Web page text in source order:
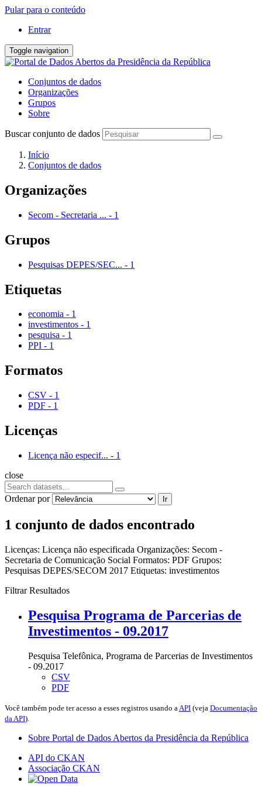
Pular para o conteúdo
Entrar
Toggle navigation
Conjuntos de dados
Organizações
Grupos
Sobre
Buscar conjunto de dados
Início
Conjuntos de dados
Organizações
Secom - Secretaria ... - 1
Grupos
Pesquisas DEPES/SEC... - 1
Etiquetas
economia - 1
investimentos - 1
pesquisa - 1
PPI - 1
Formatos
CSV - 1
PDF - 1
Licenças
Licença não especif... - 1
close
Ordenar por Ir
1 conjunto de dados encontrado
Licenças: Licença não especificada Organizações: Secom -
Secretaria de Comunicação Social Formatos: PDF Grupos:
Pesquisas DEPES/SECOM 2017 Etiquetas: investimentos
Filtrar Resultados
Pesquisa Programa de Parcerias de
Investimentos - 09.2017
Pesquisa Telefônica, Programa de Parcerias de Investimentos
- 09.2017
CSV
PDF
Você também pode ter acesso a esses registros usando a API (veja Documentação
da API).
Sobre Portal de Dados Abertos da Presidência da República
API do CKAN
Associação CKAN